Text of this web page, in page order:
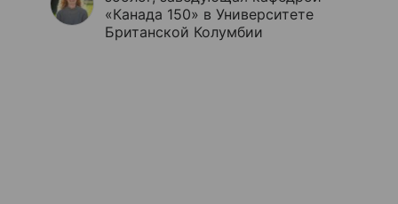
«Канада 150» в Университете
Британской Колумбии